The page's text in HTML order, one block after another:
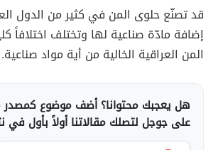
قد تصنّع حلوى المن في كثير من الدول
إضافة مادّة صناعية لها وتختلف اختلافاً
المن العراقية الخالية من أية مواد صناعية.
هل يعجبك محتوانا؟ أضف موضوع
على جوجل لتصلك مقالاتنا أولاً بأول في